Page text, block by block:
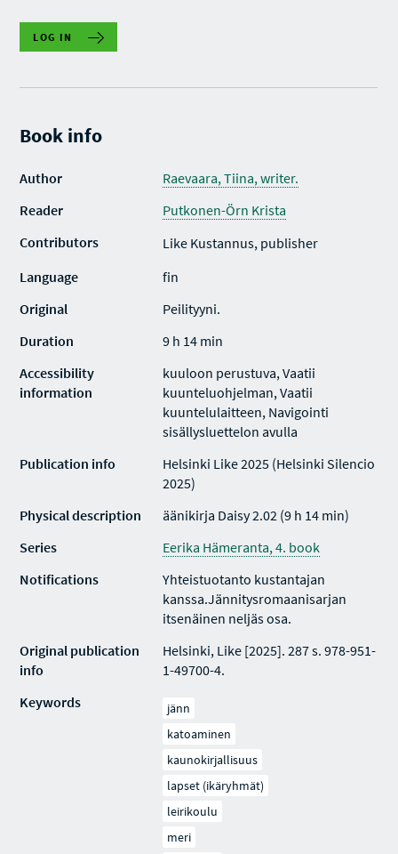
LOG IN
Book info
Author
Raevaara, Tiina, writer.
Reader
Putkonen-Örn Krista
Contributors
Like Kustannus, publisher
Language
fin
Original
Peilityyni.
Duration
9 h 14 min
Accessibility
information
kuuloon perustuva, Vaatii
kuunteluohjelman, Vaatii
kuuntelulaitteen, Navigointi
sisällysluettelon avulla
Publication info
Helsinki Like 2025 (Helsinki Silencio
2025)
Physical description
äänikirja Daisy 2.02 (9 h 14 min)
Series
Eerika Hämeranta, 4. book
Notifications
Yhteistuotanto kustantajan
kanssa.Jännitysromaanisarjan
itsenäinen neljäs osa.
Original publication
info
Helsinki, Like [2025]. 287 s. 978-951-
1-49700-4.
Keywords
jänn
katoaminen
kaunokirjallisuus
lapset (ikäryhmät)
leirikoulu
meri